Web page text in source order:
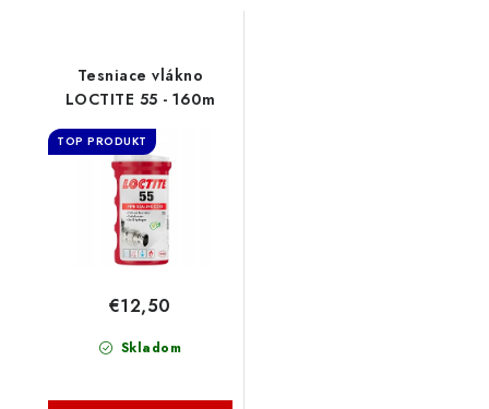
Tesniace vlákno
LOCTITE 55 - 160m
TOP PRODUKT
Skladom
€12,50